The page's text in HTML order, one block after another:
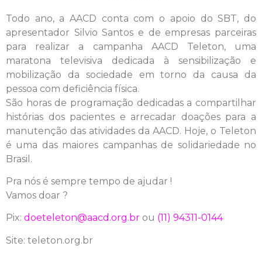
Todo ano, a AACD conta com o apoio do SBT, do
apresentador Silvio Santos e de empresas parceiras
para realizar a campanha AACD Teleton, uma
maratona televisiva dedicada à sensibilização e
mobilização da sociedade em torno da causa da
pessoa com deficiência física.
São horas de programação dedicadas a compartilhar
histórias dos pacientes e arrecadar doações para a
manutenção das atividades da AACD. Hoje, o Teleton
é uma das maiores campanhas de solidariedade no
Brasil.
Pra nós é sempre tempo de ajudar !
Vamos doar ?
Pix: doeteleton@aacd.org.br ou (11) 94311-0144
Site: teleton.org.br